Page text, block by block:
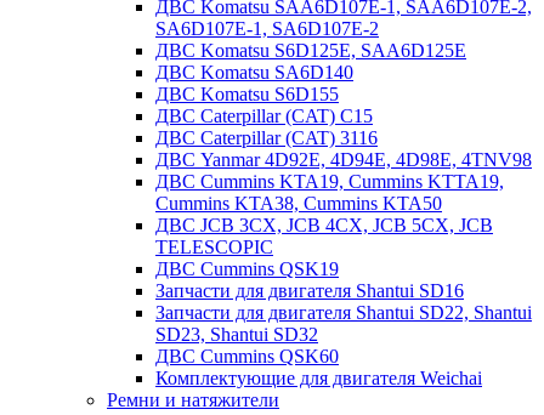
ДВС Komatsu SAA6D107E-1, SAA6D107E-2,
SA6D107E-1, SA6D107E-2
ДВС Komatsu S6D125E, SAA6D125E
ДВС Komatsu SA6D140
ДВС Komatsu S6D155
ДВС Caterpillar (CAT) C15
ДВС Caterpillar (CAT) 3116
ДВС Yanmar 4D92E, 4D94E, 4D98E, 4TNV98
ДВС Cummins KTA19, Cummins KTTA19,
Cummins KTA38, Cummins KTA50
ДВС JCB 3CX, JCB 4CX, JCB 5CX, JCB
TELESCOPIC
ДВС Cummins QSK19
Запчасти для двигателя Shantui SD16
Запчасти для двигателя Shantui SD22, Shantui
SD23, Shantui SD32
ДВС Cummins QSK60
Комплектующие для двигателя Weichai
Ремни и натяжители